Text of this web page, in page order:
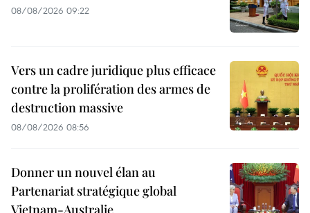
08/08/2026 09:22
Vers un cadre juridique plus efficace
contre la prolifération des armes de
destruction massive
08/08/2026 08:56
Donner un nouvel élan au
Partenariat stratégique global
Vietnam-Australie